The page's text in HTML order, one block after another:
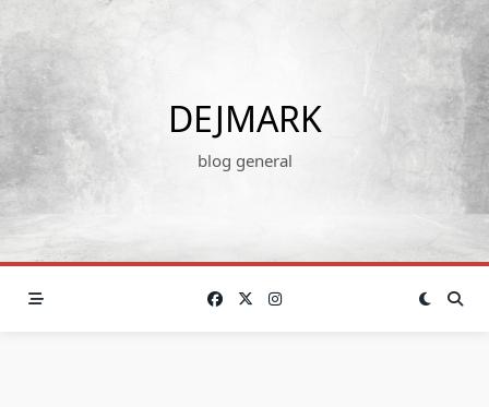
content
DEJMARK
blog general